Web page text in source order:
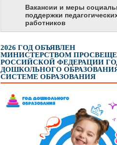
Вакансии и меры
поддержки
работников
2026 ГОД ОБЪЯВЛЕН
МИНИСТЕРСТВОМ
РОССИЙСКОЙ ФЕДЕРАЦИИ
ДОШКОЛЬНОГО
СИСТЕМЕ ОБРАЗОВАНИЯ